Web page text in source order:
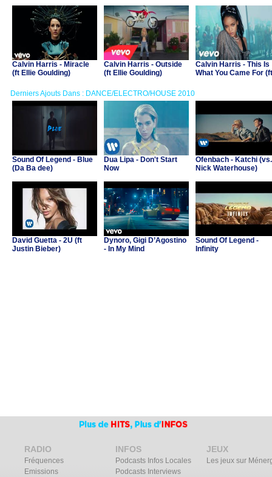
Calvin Harris - Miracle
(ft Ellie Goulding)
Calvin Harris - Outside
(ft Ellie Goulding)
Calvin Harris - This Is
What You Came For
Derniers Ajouts Dans : DANCE/ELECTRO/HOUSE 2010
Sound Of Legend - Blue
(Da Ba dee)
Dua Lipa - Don't Start
Now
Ofenbach - Katchi (vs.
Nick Waterhouse)
David Guetta - 2U (ft
Justin Bieber)
Dynoro, Gigi D’Agostino
- In My Mind
Sound Of Legend -
Infinity
RADIO
Fréquences
Emissions
INFOS
Podcasts Infos Locales
Podcasts Interviews
JEUX
Les jeux sur